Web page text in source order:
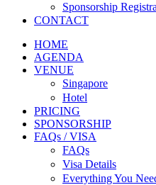
Sponsorship
CONTACT
HOME
AGENDA
VENUE
Singapore
Hotel
PRICING
SPONSORSHIP
FAQs / VISA
FAQs
Visa Details
Everything You